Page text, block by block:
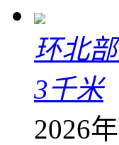
环北
3千米
2026